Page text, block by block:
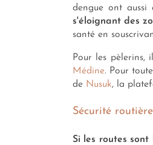
dengue ont aussi
s'éloignant des
santé en
Pour les
Médine. Pour
de Nusuk, la
Sécurité routière
Si les routes